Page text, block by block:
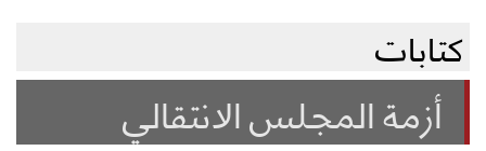
كتابات
أزمة المجلس الانتقالي